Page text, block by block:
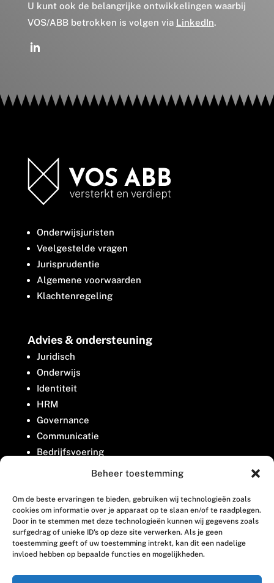
Beheer toestemming
Om de beste ervaringen te bieden, gebruiken wij technologieën zoals
cookies om informatie over je apparaat op te slaan en/of te raadplegen.
Door in te stemmen met deze technologieën kunnen wij gegevens zoals
surfgedrag of unieke ID's op deze site verwerken. Als je geen
toestemming geeft of uw toestemming intrekt, kan dit een nadelige
invloed hebben op bepaalde functies en mogelijkheden.
U kunt ook de belangrijke ontwikkelingen waarbij
VOS/ABB betrokken is volgen via LinkedIn.
Onderwijsjuristen
Veelgestelde vragen
Jurisprudentie
Algemene voorwaarden
Klachtenregeling
Advies & ondersteuning
Juridisch
Onderwijs
Identiteit
HRM
Governance
Communicatie
Bedrijfsvoering
Belangenbehartiging
Contact
Houttuinlaan 8
3447 GM Woerden